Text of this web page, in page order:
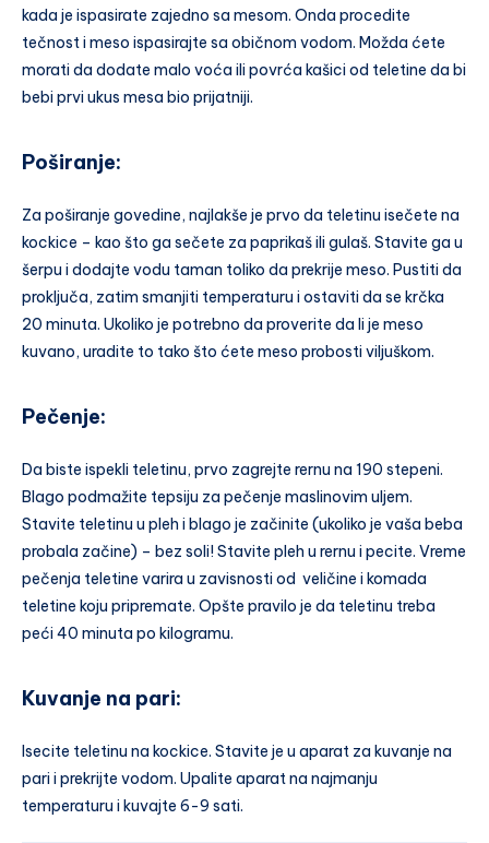
kada je ispasirate zajedno sa mesom. Onda procedite
tečnost i meso ispasirajte sa običnom vodom. Možda ćete
morati da dodate malo voća ili povrća kašici od teletine da bi
bebi prvi ukus mesa bio prijatniji.
Poširanje:
Za poširanje govedine, najlakše je prvo da teletinu isečete na
kockice – kao što ga sečete za paprikaš ili gulaš. Stavite ga u
šerpu i dodajte vodu taman toliko da prekrije meso. Pustiti da
proključa, zatim smanjiti temperaturu i ostaviti da se krčka
20 minuta. Ukoliko je potrebno da proverite da li je meso
kuvano, uradite to tako što ćete meso probosti viljuškom.
Pečenje:
Da biste ispekli teletinu, prvo zagrejte rernu na 190 stepeni.
Blago podmažite tepsiju za pečenje maslinovim uljem.
Stavite teletinu u pleh i blago je začinite (ukoliko je vaša beba
probala začine) – bez soli! Stavite pleh u rernu i pecite. Vreme
pečenja teletine varira u zavisnosti od veličine i komada
teletine koju pripremate. Opšte pravilo je da teletinu treba
peći 40 minuta po kilogramu.
Kuvanje na pari:
Isecite teletinu na kockice. Stavite je u aparat za kuvanje na
pari i prekrijte vodom. Upalite aparat na najmanju
temperaturu i kuvajte 6-9 sati.